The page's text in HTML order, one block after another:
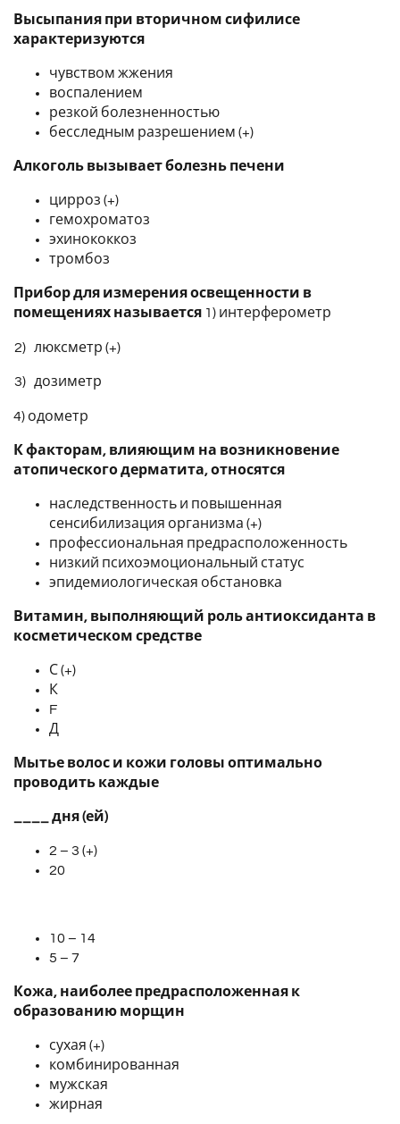
Высыпания при вторичном сифилисе
характеризуются
чувством жжения
воспалением
резкой болезненностью
бесследным разрешением (+)
Алкоголь вызывает болезнь печени
цирроз (+)
гемохроматоз
эхинококкоз
тромбоз
Прибор для измерения освещенности в
помещениях называется 1) интерферометр
2) люксметр (+)
3) дозиметр
4) одометр
К факторам, влияющим на возникновение
атопического дерматита, относятся
наследственность и повышенная
сенсибилизация организма (+)
профессиональная предрасположенность
низкий психоэмоциональный статус
эпидемиологическая обстановка
Витамин, выполняющий роль антиоксиданта в
косметическом средстве
С (+)
К
F
Д
Мытье волос и кожи головы оптимально
проводить каждые
____ дня (ей)
2 – 3 (+)
20
10 – 14
5 – 7
Кожа, наиболее предрасположенная к
образованию морщин
сухая (+)
комбинированная
мужская
жирная